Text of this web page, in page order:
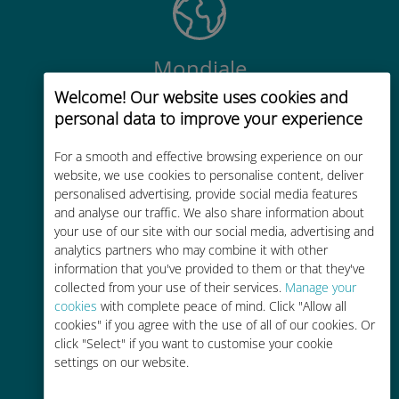
Welcome! Our website uses cookies and
personal data to improve your experience
For a smooth and effective browsing experience on our
website, we use cookies to personalise content, deliver
personalised advertising, provide social media features
and analyse our traffic. We also share information about
your use of our site with our social media, advertising and
analytics partners who may combine it with other
information that you've provided to them or that they've
collected from your use of their services. Manage your
cookies with complete peace of mind. Click "Allow all
cookies" if you agree with the use of all of our cookies. Or
click "Select" if you want to customise your cookie
settings on our website.
Mondiale
Connectivité cellulaire mondiale de
haute qualité dans plus de
Économique
Jusqu'à 90 % moins cher que les
frais d'itinérance avec votre
opérateur habituel